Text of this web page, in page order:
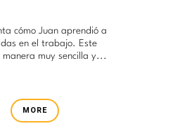
cómo Juan aprendió a
en el trabajo. Este
muy sencilla y...
MORE